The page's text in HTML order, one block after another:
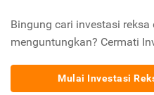
Bingung cari investasi
menguntungkan? Cermati
Mulai Investasi